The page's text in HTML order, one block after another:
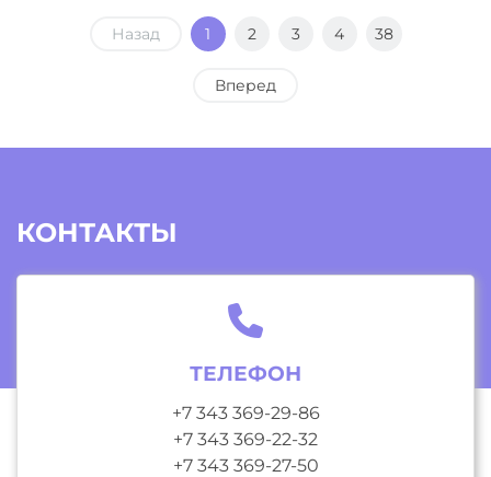
Назад 1 2 3 4 38
Вперед
КОНТАКТЫ
ТЕЛЕФОН
+7 343 369-29-86
+7 343 369-22-32
+7 343 369-27-50